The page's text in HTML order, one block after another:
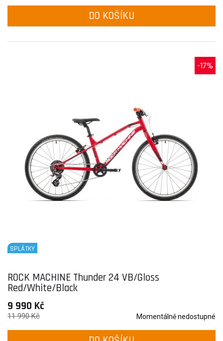
DO KOŠÍKU
-17%
SPLÁTKY
ROCK MACHINE Thunder 24 VB/Gloss
Red/White/Black
9 990 Kč
Momentálně nedostupné
11 990 Kč